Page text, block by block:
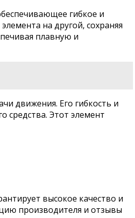
гибкое и
на другой, сохраняя
плавную и
движения. Его гибкость и
средства. Этот элемент
высокое качество и
производителя и отзывы